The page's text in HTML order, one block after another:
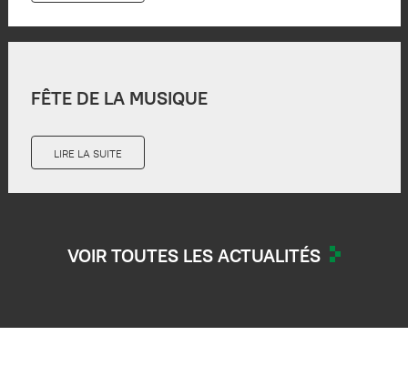
FÊTE DE LA MUSIQUE
LIRE LA SUITE
VOIR TOUTES LES ACTUALITÉS